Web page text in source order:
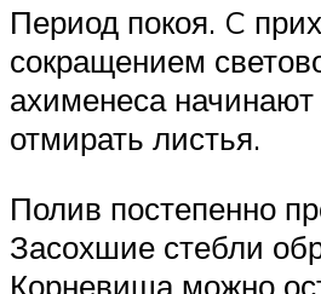
Период покоя. C
сокращением
ахименеса начинают
отмирать листья.
Полив постепенно
Засохшие стебли
Корневища можно